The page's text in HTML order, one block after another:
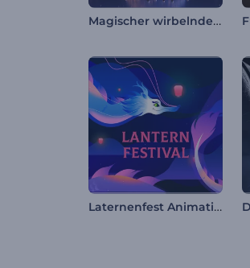
Magischer wirbelnder Weihnachtsbaum
Laternenfest Animationen